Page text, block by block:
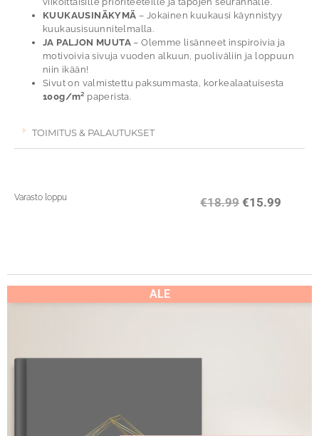
KUUKAUSINÄKYMÄ – Jokainen kuukausi käynnistyy
kuukausisuunnitelmalla.
JA PALJON MUUTA – Olemme lisänneet inspiroivia ja
motivoivia sivuja vuoden alkuun, puoliväliin ja loppuun
niin ikään!
Sivut on valmistettu paksummasta, korkealaatuisesta
100g/m² paperista.
TOIMITUS & PALAUTUKSET
Varasto loppu €18.99 €15.99
ALE